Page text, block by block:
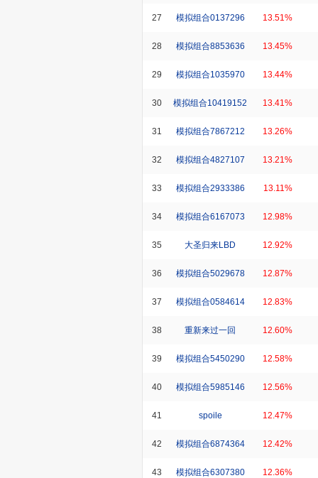
27 模拟组合0137296 13.51%
28 模拟组合8853636 13.45%
29 模拟组合1035970 13.44%
30 模拟组合10419152 13.41%
31 模拟组合7867212 13.26%
32 模拟组合4827107 13.21%
33 模拟组合2933386 13.11%
34 模拟组合6167073 12.98%
35 大圣归来LBD 12.92%
36 模拟组合5029678 12.87%
37 模拟组合0584614 12.83%
38 重新来过一回 12.60%
39 模拟组合5450290 12.58%
40 模拟组合5985146 12.56%
41 spoile 12.47%
42 模拟组合6874364 12.42%
43 模拟组合6307380 12.36%